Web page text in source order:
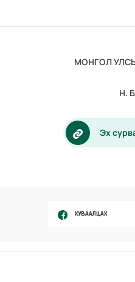
МОНГОЛ
Н.
Эх
ХУВААЛЦАХ